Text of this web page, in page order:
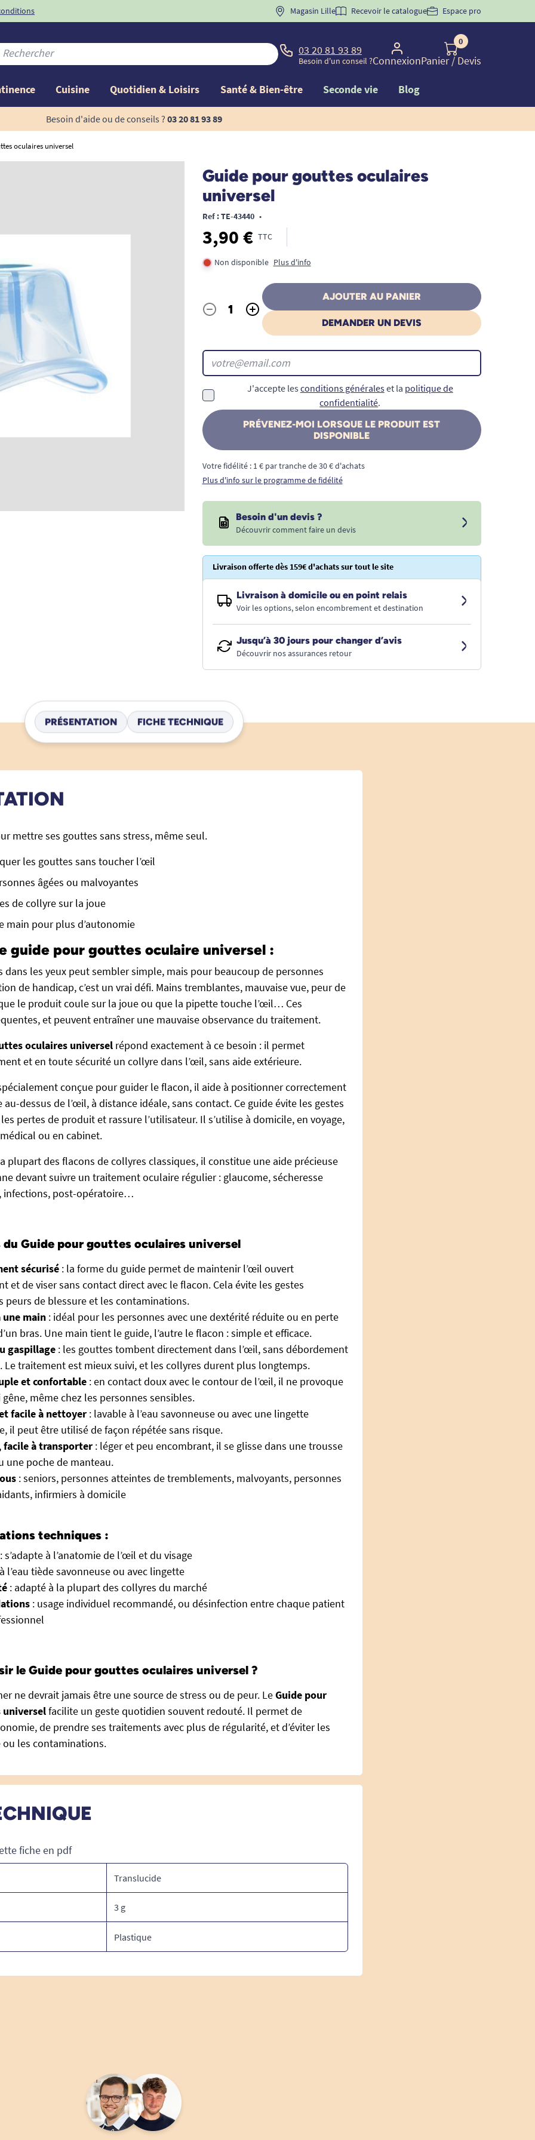
BIENVENUE" pourla 1ère commande d'incontinence
Magasin Lille Recevoir le catalogue Espace pro
03 20 81 93 89
Besoin d'un conseil ?Connexion
0
Panier/ Devis
Cuisine Quotidien & Loisirs Santé & Bien-être Seconde vie Blog
Besoin d'aide ou de conseils ? 03 20 81 93 89
oculaires universel
Guide pour gouttes oculaires
universel
Ref : TE-43440 •
3,90 € TTC
Non disponible Plus d'info
Quantité
- +
AJOUTER AU PANIER
DEMANDER UN DEVIS
J'accepte les conditions généraleset la politique de
confidentialité.
PRÉVENEZ-MOI LORSQUE LE PRODUIT EST
DISPONIBLE
Votre fidélité : 1 € par tranche de 30 € d'achats
Plus d'info sur le programme de fidélité
Besoin d'un devis ?
Découvrir comment faire un devis
Livraison offerte dès 159€ d'achats sur tout le site
Livraison à domicile ou en point relais
Voir les options, selon encombrement et destination
Jusqu’à 30 jours pour changer d’avis
Découvrir nos assurances retour
PRÉSENTATION FICHE TECHNIQUE
mettre ses gouttes sans stress, même seul.
les gouttes sans toucher l’œil
âgées ou malvoyantes
de collyre sur la joue
main pour plus d’autonomie
guide pour gouttes oculaire universel :
dans les yeux peut sembler simple, mais pour beaucoup de personnes
de handicap, c’est un vrai défi. Mains tremblantes, mauvaise vue, peur de
le produit coule sur la joue ou que la pipette touche l’œil… Ces
et peuvent entraîner une mauvaise observance du traitement.
oculaires universel répond exactement à ce besoin : il permet
et en toute sécurité un collyre dans l’œil, sans aide extérieure.
conçue pour guider le flacon, il aide à positionner correctement
dessus de l’œil, à distance idéale, sans contact. Ce guide évite les gestes
pertes de produit et rassure l’utilisateur. Il s’utilise à domicile, en voyage,
ou en cabinet.
plupart des flacons de collyres classiques, il constitue une aide précieuse
devant suivre un traitement oculaire régulier : glaucome, sécheresse
infections, post-opératoire…
du Guide pour gouttes oculaires universel
sécurisé : la forme du guide permet de maintenir l’œil ouvert
et de viser sans contact direct avec le flacon. Cela évite les gestes
peurs de blessure et les contaminations.
main : idéal pour les personnes avec une dextérité réduite ou en perte
bras. Une main tient le guide, l’autre le flacon : simple et efficace.
gaspillage : les gouttes tombent directement dans l’œil, sans débordement
Le traitement est mieux suivi, et les collyres durent plus longtemps.
et confortable : en contact doux avec le contour de l’œil, il ne provoque
même chez les personnes sensibles.
facile à nettoyer : lavable à l’eau savonneuse ou avec une lingette
il peut être utilisé de façon répétée sans risque.
à transporter : léger et peu encombrant, il se glisse dans une trousse
une poche de manteau.
: seniors, personnes atteintes de tremblements, malvoyants, personnes
infirmiers à domicile
techniques :
: s’adapte à l’anatomie de l’œil et du visage
l’eau tiède savonneuse ou avec lingette
: adapté à la plupart des collyres du marché
: usage individuel recommandé, ou désinfection entre chaque patient
le Guide pour gouttes oculaires universel ?
ne devrait jamais être une source de stress ou de peur. LeGuide pour
universelfacilite un geste quotidien souvent redouté. Il permet de
de prendre ses traitements avec plus de régularité, et d’éviter les
ou les contaminations.
fiche en pdf
Translucide
3 g
Plastique